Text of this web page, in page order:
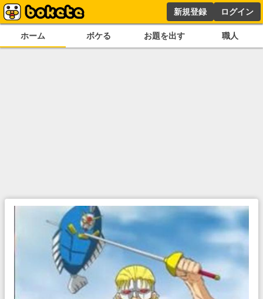
新規登録 ログイン
ホーム ボケる お題を出す 職人